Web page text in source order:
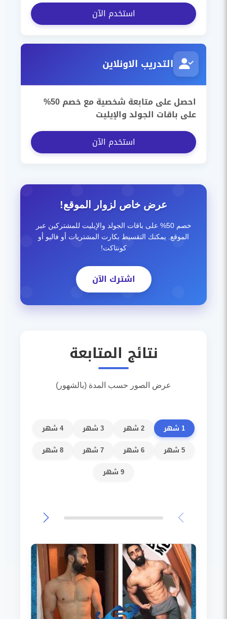
استخدم الآن
التدريب الاونلاين
احصل على متابعة شخصية مع خصم 50%
على باقات الجولد والإيليت
استخدم الآن
عرض خاص لزوار الموقع!
خصم 50% على باقات الجولد والإيليت للمشتركين عبر
الموقع. يمكنك التقسيط بكارت المشتريات أو فاليو أو
كونتاكت!
اشترك الآن
نتائج المتابعة
عرض الصور حسب المدة (بالشهور)
1 شهر 2 شهر 3 شهر
4 شهر
5 شهر
6 شهر 7 شهر
8 شهر
9 شهر